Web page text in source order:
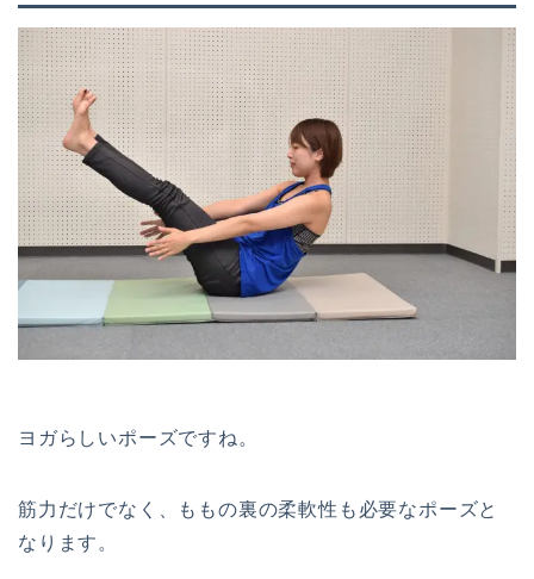
ヨガらしいポーズですね。
筋力だけでなく、ももの裏の柔軟性も必要なポーズと
なります。